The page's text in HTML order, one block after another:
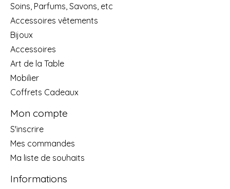
Soins, Parfums, Savons, etc
Accessoires vêtements
Bijoux
Accessoires
Art de la Table
Mobilier
Coffrets Cadeaux
Mon compte
S'inscrire
Mes commandes
Ma liste de souhaits
Informations